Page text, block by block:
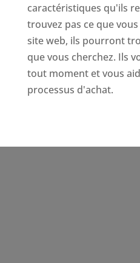
caractéristiques qu'ils
trouvez pas ce que
site web, ils pourront
que vous cherchez. Ils
tout moment et vous
processus d'achat.